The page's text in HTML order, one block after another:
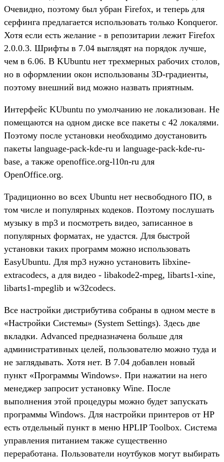
Очевидно, поэтому был убран Firefox, и теперь для
серфинга предлагается использовать только Konqueror.
Хотя если есть желание - в репозитарии лежит Firefox
2.0.0.3. Шрифты в 7.04 выглядят на порядок лучше,
чем в 6.06. В KUbuntu нет трехмерных рабочих столов,
но в оформлении окон использованы 3D-градиенты,
поэтому внешний вид можно назвать приятным.
Интерфейс KUbuntu по умолчанию не локализован. Не
помещаются на одном диске все пакеты с 42 локалями.
Поэтому после установки необходимо доустановить
пакеты language-pack-kde-ru и language-pack-kde-ru-
base, а также openoffice.org-l10n-ru для
OpenOffice.org.
Традиционно во всех Ubuntu нет несвободного ПО, в
том числе и популярных кодеков. Поэтому послушать
музыку в mp3 и посмотреть видео, записанное в
популярных форматах, не удастся. Для быстрой
установки таких программ можно использовать
EasyUbuntu. Для mp3 нужно установить libxine-
extracodecs, а для видео - libakode2-mpeg, libarts1-xine,
libarts1-mpeglib и w32codecs.
Все настройки дистрибутива собраны в одном месте в
«Настройки Системы» (System Settings). Здесь две
вкладки. Advanced предназначена больше для
административных целей, пользователю можно туда и
не заглядывать. Хотя нет. В 7.04 добавлен новый
пункт «Программы Windows». При нажатии на него
менеджер запросит установку Wine. После
выполнения этой процедуры можно будет запускать
программы Windows. Для настройки принтеров от HP
есть отдельный пункт в меню HPLIP Toolbox. Система
управления питанием также существенно
переработана. Пользователи ноутбуков могут выбирать